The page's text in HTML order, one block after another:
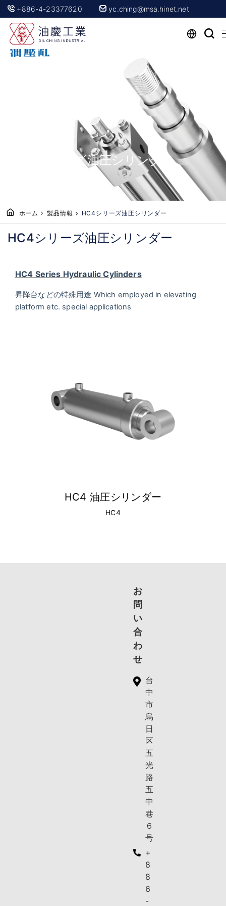
+886-4-23377620 yc.ching@msa.hinet.net
HC4シリーズ油圧シリンダー
ホーム 製品情報 HC4シリーズ油圧シリンダー
HC4シリーズ油圧シリンダー
HC4 Series Hydraulic Cylinders
昇降台などの特殊用途 Which employed in elevating
platform etc. special applications
HC4 油圧シリンダー
HC4
お
問
い
合
わ
せ
台
中
市
烏
日
区
五
光
路
五
中
巷
６
号
+
8
8
6
-